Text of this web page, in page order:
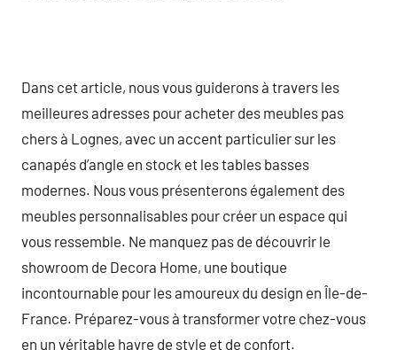
Dans cet article, nous vous guiderons à travers les
meilleures adresses pour acheter des meubles pas
chers à Lognes, avec un accent particulier sur les
canapés d’angle en stock et les tables basses
modernes. Nous vous présenterons également des
meubles personnalisables pour créer un espace qui
vous ressemble. Ne manquez pas de découvrir le
showroom de Decora Home, une boutique
incontournable pour les amoureux du design en Île-de-
France. Préparez-vous à transformer votre chez-vous
en un véritable havre de style et de confort.